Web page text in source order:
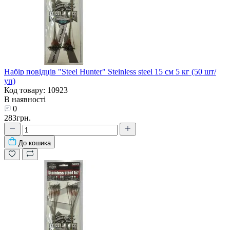
Набір повідців "Steel Hunter" Steinless steel 15 см 5 кг (50 шт/
уп)
Код товару: 10923
В наявності
0
283грн.
До кошика